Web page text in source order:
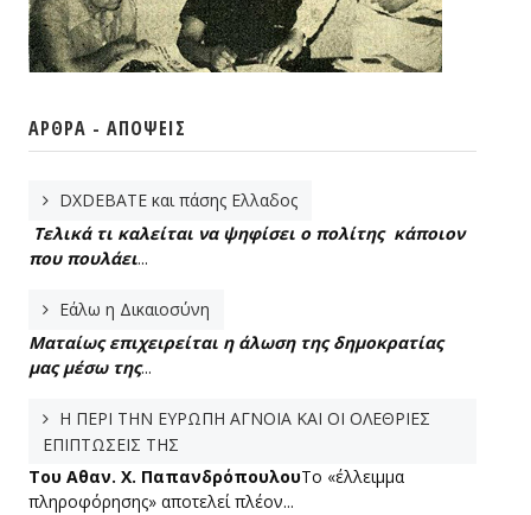
ΆΡΘΡΑ - ΑΠΌΨΕΙΣ
DXDEBATE και πάσης Ελλαδος
Τελικά τι καλείται να ψηφίσει ο πολίτης κάποιον
που πουλάει...
Εάλω η Δικαιοσύνη
Ματαίως επιχειρείται η άλωση της δημοκρατίας
μας μέσω της...
Η ΠΕΡΙ ΤΗΝ ΕΥΡΩΠΗ ΑΓΝΟΙΑ ΚΑΙ ΟΙ ΟΛΕΘΡΙΕΣ
ΕΠΙΠΤΩΣΕΙΣ ΤΗΣ
Tου Αθαν. Χ. ΠαπανδρόπουλουΤο «έλλειμμα
πληροφόρησης» αποτελεί πλέον...